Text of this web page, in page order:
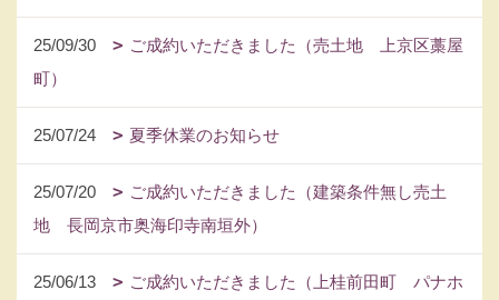
25/09/30
ご成約いただきました（売土地 上京区藁屋
町）
25/07/24 夏季休業のお知らせ
25/07/20
ご成約いただきました（建築条件無し売土
地 長岡京市奥海印寺南垣外）
25/06/13
ご成約いただきました（上桂前田町 パナホ